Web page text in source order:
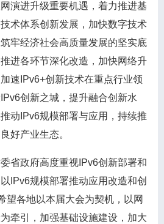
演进升级重要机遇，着力推进基
术体系创新发展，加快数字技术
牢经济社会高质量发展的坚实底
进各环节深化改造，加快网络升
速IPv6+创新技术在重点行业领
创新之城，提升融合创新水
动IPv6规模部署与应用，持续推
好产业生态。
省政府高度重视IPv6创新部署和
IPv6规模部署推动应用改造和创
望各地以本届大会为契机，以网
牵引，加强基础设施建设，加大